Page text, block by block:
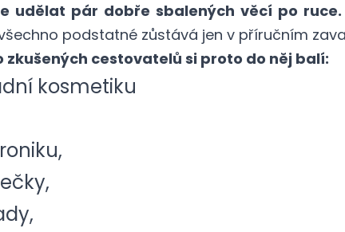
udělat pár dobře sbalených věcí po ruce.
podstatné zůstává jen v příručním
zkušených cestovatelů si proto do něj balí:
kosmetiku